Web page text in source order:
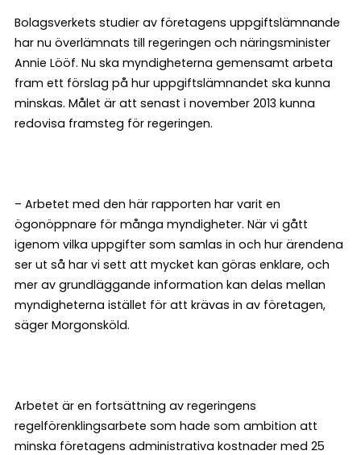
Bolagsverkets studier av företagens uppgiftslämnande
har nu överlämnats till regeringen och näringsminister
Annie Lööf. Nu ska myndigheterna gemensamt arbeta
fram ett förslag på hur uppgiftslämnandet ska kunna
minskas. Målet är att senast i november 2013 kunna
redovisa framsteg för regeringen.
– Arbetet med den här rapporten har varit en
ögonöppnare för många myndigheter. När vi gått
igenom vilka uppgifter som samlas in och hur ärendena
ser ut så har vi sett att mycket kan göras enklare, och
mer av grundläggande information kan delas mellan
myndigheterna istället för att krävas in av företagen,
säger Morgonsköld.
Arbetet är en fortsättning av regeringens
regelförenklingsarbete som hade som ambition att
minska företagens administrativa kostnader med 25